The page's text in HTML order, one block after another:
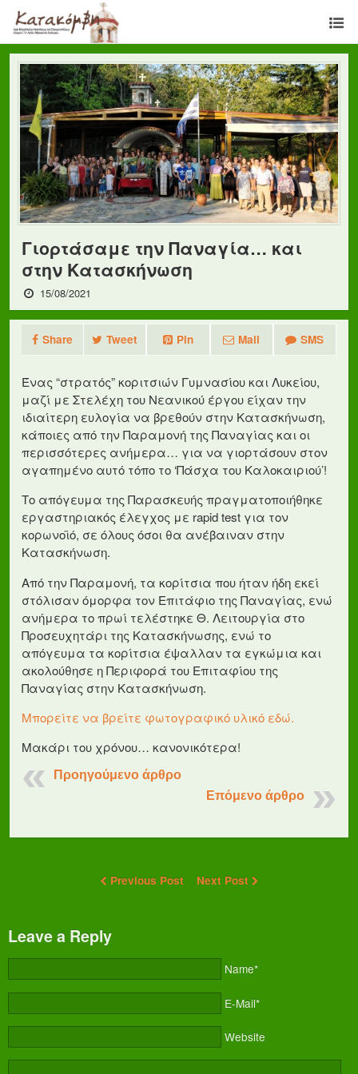
Γιορτάσαμε την Παναγία… και
στην Κατασκήνωση
15/08/2021
Share Tweet Pin Mail SMS
Ένας “στρατός” κοριτσιών Γυμνασίου και Λυκείου,
μαζί με Στελέχη του Νεανικού έργου είχαν την
ιδιαίτερη ευλογία να βρεθούν στην Κατασκήνωση,
κάποιες από την Παραμονή της Παναγίας και οι
περισσότερες ανήμερα… για να γιορτάσουν στον
αγαπημένο αυτό τόπο το ‘Πάσχα του Καλοκαιριού’!
Το απόγευμα της Παρασκευής πραγματοποιήθηκε
εργαστηριακός έλεγχος με rapid test για τον
κορωνοϊό, σε όλους όσοι θα ανέβαιναν στην
Κατασκήνωση.
Από την Παραμονή, τα κορίτσια που ήταν ήδη εκεί
στόλισαν όμορφα τον Επιτάφιο της Παναγίας, ενώ
ανήμερα το πρωί τελέστηκε Θ. Λειτουργία στο
Προσευχητάρι της Κατασκήνωσης, ενώ το
απόγευμα τα κορίτσια έψαλλαν τα εγκώμια και
ακολούθησε η Περιφορά του Επιταφίου της
Παναγίας στην Κατασκήνωση.
Μπορείτε να βρείτε φωτογραφικό υλικό εδώ.
Μακάρι του χρόνου… κανονικότερα!
Προηγούμενο άρθρο
Επόμενο άρθρο
Previous Post Next Post
Leave a Reply
Name*
E-Mail*
Website